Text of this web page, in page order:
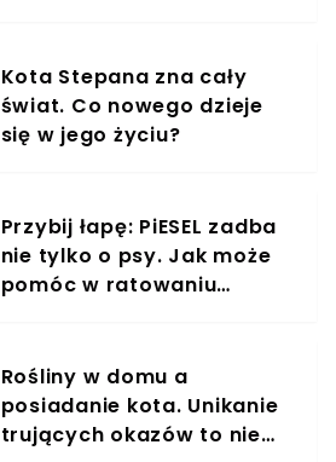
Kota Stepana zna cały
świat. Co nowego dzieje
się w jego życiu?
Przybij łapę: PiESEL zadba
nie tylko o psy. Jak może
pomóc w ratowaniu
Rośliny w domu a
posiadanie kota. Unikanie
trujących okazów to nie